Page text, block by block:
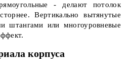
- делают потолок
Вертикально вытянутые
штангами или многоуровневые
корпуса